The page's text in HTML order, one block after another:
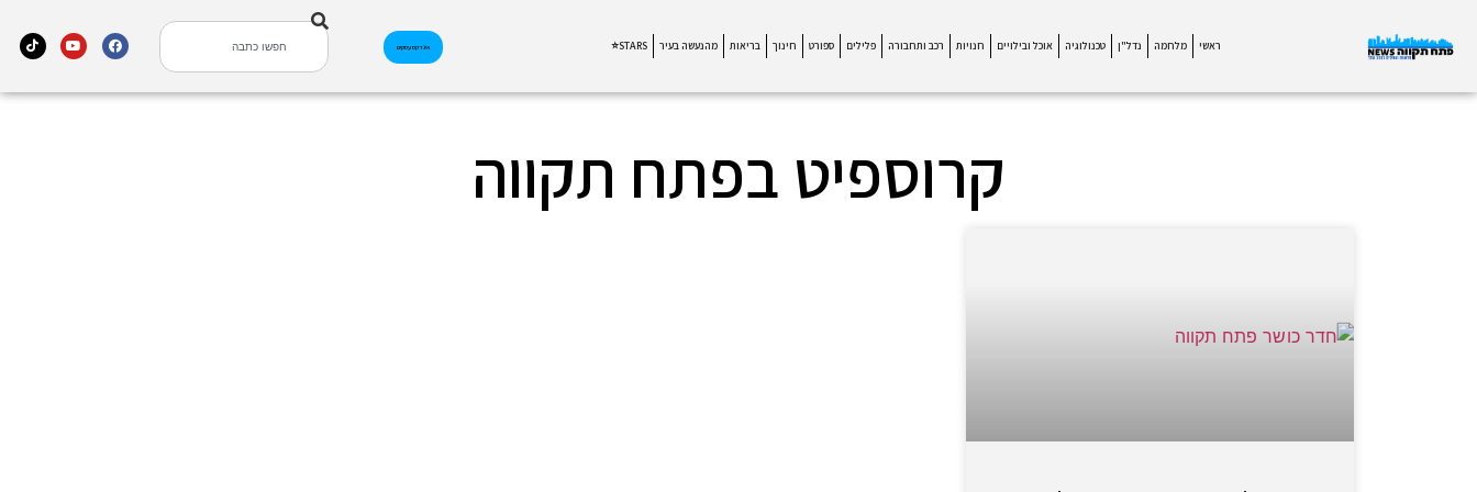
ראשי מלחמה נדל"ן טכנולוגיה אוכל ובילויים חנויות רכב ותחבורה פלילים ספורט חינוך בריאות מהנעשה בעיר STARS⭐ אינדקס עסקים
קרוספיט בפתח תקווה